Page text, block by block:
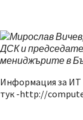
Информация за ИТ
тук -http://